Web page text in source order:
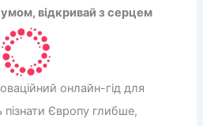
відкривай з серцем
онлайн-гід для
пізнати Європу глибше,